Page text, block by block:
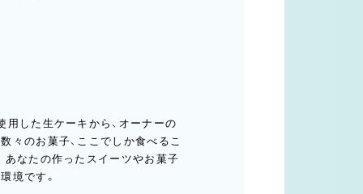
した生ケーキから、オーナーの
々のお菓子、ここでしか食べるこ
あなたの作ったスイーツやお菓子
境です。